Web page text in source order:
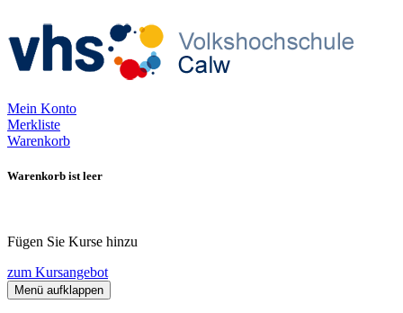
Mein Konto
Merkliste
Warenkorb
Warenkorb ist leer
Fügen Sie Kurse hinzu
zum Kursangebot
Menü aufklappen